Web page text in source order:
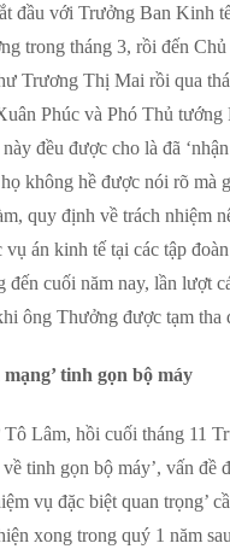
đầu với Trưởng Ban Kinh
trong tháng 3, rồi đến
Trương Thị Mai rồi qua
Phúc và Phó Thủ
đều được cho là đã
không hề được nói rõ mà
quy định về trách nhiệm
vụ án kinh tế tại các tập
đến cuối năm nay, lần lượt
ông Thưởng được tạm tha
tinh gọn bộ máy
Lâm, hồi cuối tháng 11
tinh gọn bộ máy’, vấn
vụ đặc biệt quan trọng’
xong trong quý 1 năm